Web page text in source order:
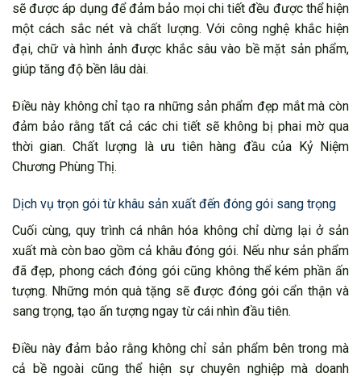
sẽ được áp dụng để đảm bảo mọi chi tiết đều được thể hiện
một cách sắc nét và chất lượng. Với công nghệ khắc hiện
đại, chữ và hình ảnh được khắc sâu vào bề mặt sản phẩm,
giúp tăng độ bền lâu dài.
Điều này không chỉ tạo ra những sản phẩm đẹp mắt mà còn
đảm bảo rằng tất cả các chi tiết sẽ không bị phai mờ qua
thời gian. Chất lượng là ưu tiên hàng đầu của Kỷ Niệm
Chương Phùng Thị.
Dịch vụ trọn gói từ khâu sản xuất đến đóng gói sang trọng
Cuối cùng, quy trình cá nhân hóa không chỉ dừng lại ở sản
xuất mà còn bao gồm cả khâu đóng gói. Nếu như sản phẩm
đã đẹp, phong cách đóng gói cũng không thể kém phần ấn
tượng. Những món quà tặng sẽ được đóng gói cẩn thận và
sang trọng, tạo ấn tượng ngay từ cái nhìn đầu tiên.
Điều này đảm bảo rằng không chỉ sản phẩm bên trong mà
cả bề ngoài cũng thể hiện sự chuyên nghiệp mà doanh